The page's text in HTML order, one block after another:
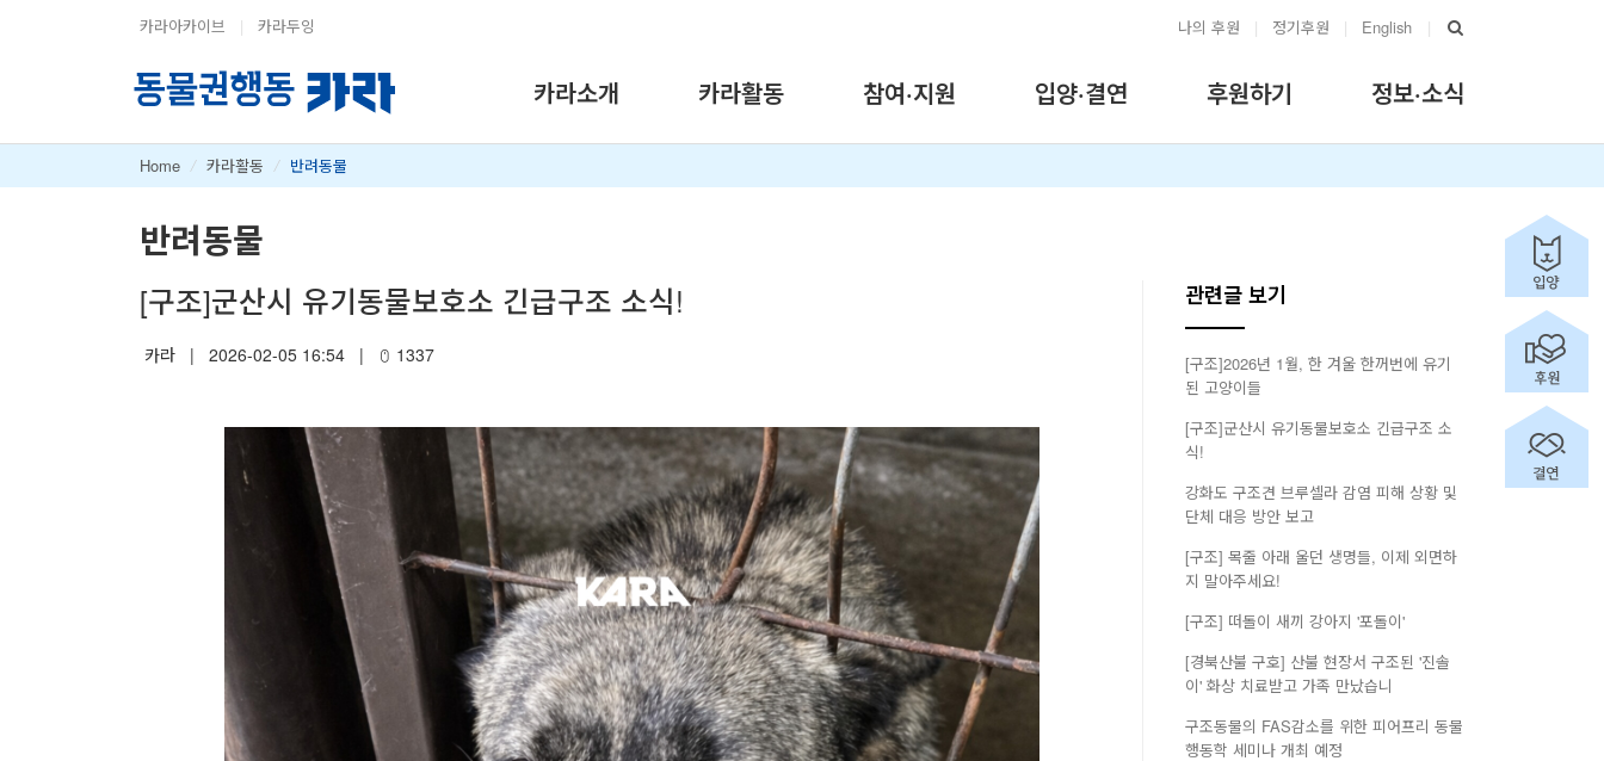
카라아카이브 | 카라두잉 나의 후원 | 정기후원 | English |
카라소개 카라활동 참여·지원 입양·결연 후원하기 정보·소식
Home / 카라활동 / 반려동물
반려동물
[구조]군산시 유기동물보호소 긴급구조 소식!
카라 | 2026-02-05 16:54 | 1337
관련글 보기
[구조]2026년 1월, 한 겨울 한꺼번에 유기
된 고양이들
[구조]군산시 유기동물보호소 긴급구조 소
식!
강화도 구조견 브루셀라 감염 피해 상황 및
단체 대응 방안 보고
[구조] 목줄 아래 울던 생명들, 이제 외면하
지 말아주세요!
[구조] 떠돌이 새끼 강아지 '포돌이'
[경북산불 구호] 산불 현장서 구조된 '진솔
이' 화상 치료받고 가족 만났습니
구조동물의 FAS감소를 위한 피어프리 동물
행동학 세미나 개최 예정